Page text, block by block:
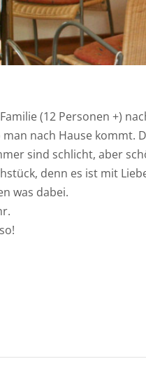
(12 Personen +)
nach Hause
sind schlicht, aber
denn es ist mit
was dabei.